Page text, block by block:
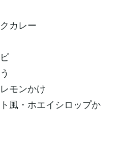
カレー
モンかけ
風・ホエイシロップか